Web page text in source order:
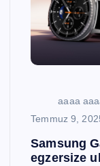
aaaa
Temmuz 9,
Samsung
egzersize